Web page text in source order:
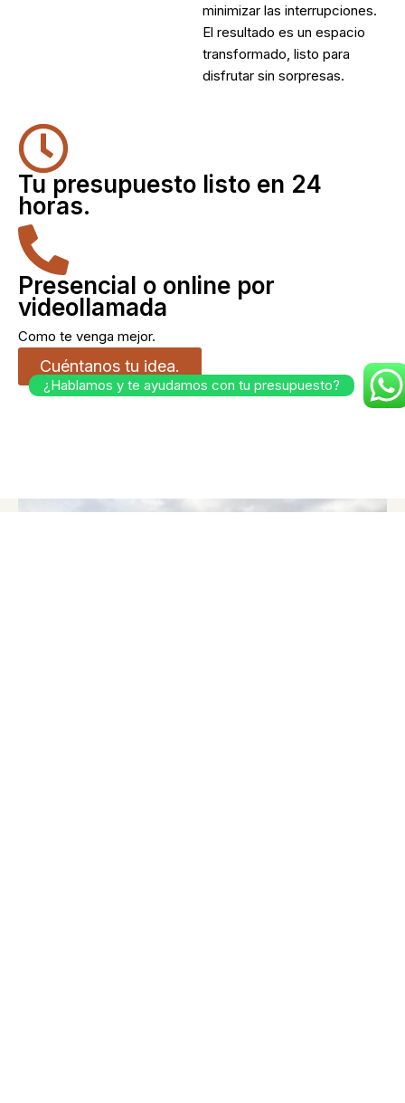
minimizar las interrupciones.
El resultado es un espacio
transformado, listo para
disfrutar sin sorpresas.
Tu presupuesto listo en 24
horas.
Presencial o online por
videollamada
Como te venga mejor.
Cuéntanos tu idea.
¿Hablamos y te ayudamos con tu presupuesto?